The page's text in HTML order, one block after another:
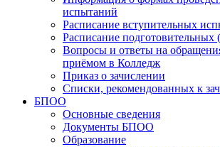
испытаний
Расписание вступительных
Расписание подготовительных
Вопросы и ответы на
приёмом в Колледж
Приказ о зачислении
Списки, рекомендованных к
БПОО
Основные сведения
Документы БПОО
Образование